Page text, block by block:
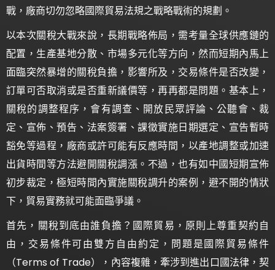
戰，廠商切勿忽略國際貿易法規之戰略戰術的規劃。
以本次關稅大戰來說，長期戰略佈局，需考量全球供應鏈的
配置，生產基地分散、市場多元化等方向，然而短期內馬上
面臨突然暴增的關稅負擔，影響所及，交易條件是否改變，
訂單可否取消或是否重新議價等，再再都是問題。基本上，
關稅的調整程序，會有調查、開放民眾評論、公聽會、裁
定、宣佈、預告、法案簽署、課徵實施日期選定、宣告暫時
豁免等過程，廠商或許可能有反應時間，以產地調整或加速
出貨時間等方法避開關稅調漲。不過，也有如中國短期宣佈
初步裁定，極短時間內實施關稅調升的案例，避不開的情狀
下，貿易實務就可能面臨爭議。
首先，關稅到底由誰負擔？國際貿易，原則上尊重契約自
由，交易條件可由雙方自由約定，問題是國際貿易條件
（Terms of Trade），內容複雜，牽涉到進出口國法律，契